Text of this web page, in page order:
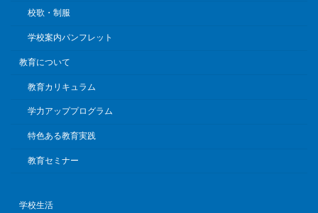
校歌・制服
学校案内パンフレット
教育について
教育カリキュラム
学力アッププログラム
特色ある教育実践
教育セミナー
学校生活